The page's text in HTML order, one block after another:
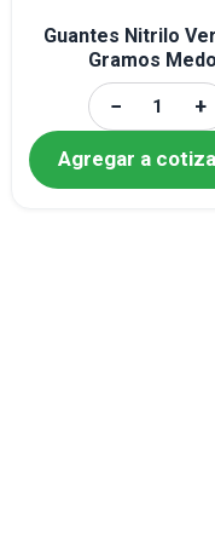
Guantes Nitrilo
Gramos
− +
Agregar a